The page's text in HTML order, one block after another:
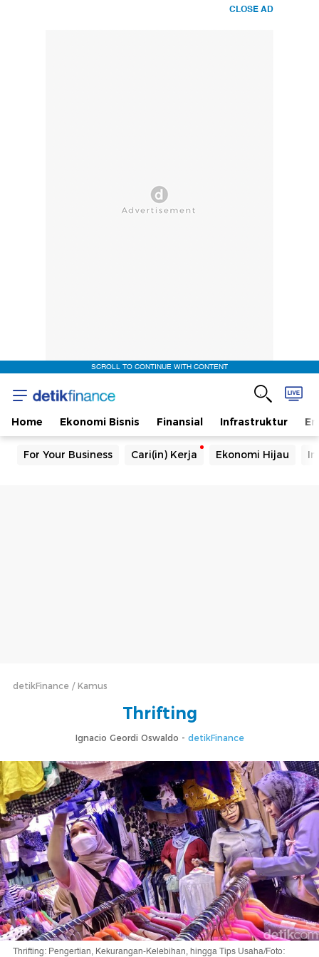
CLOSE AD
SCROLL TO CONTINUE WITH CONTENT
Home Ekonomi Bisnis Finansial Infrastruktur
For Your Business Cari(in) Kerja Ekonomi Hijau
detikFinance Kamus
Thrifting
Ignacio Geordi Oswaldo - detikFinance
Thrifting: Pengertian, Kekurangan-Kelebihan, hingga Tips Usaha/Foto: